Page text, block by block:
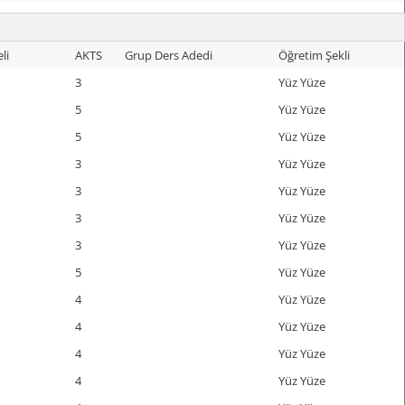
AKTS Grup Ders Adedi
Öğretim Şekli
3
Yüz Yüze
5
Yüz Yüze
5
Yüz Yüze
3
Yüz Yüze
3
Yüz Yüze
3
Yüz Yüze
3
Yüz Yüze
5
Yüz Yüze
4
Yüz Yüze
4
Yüz Yüze
4
Yüz Yüze
4
Yüz Yüze